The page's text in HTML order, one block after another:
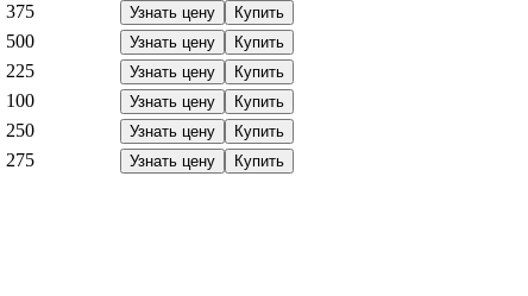
375 Узнать цену Купить
500 Узнать цену Купить
225 Узнать цену Купить
100 Узнать цену Купить
250 Узнать цену Купить
275 Узнать цену
Купить